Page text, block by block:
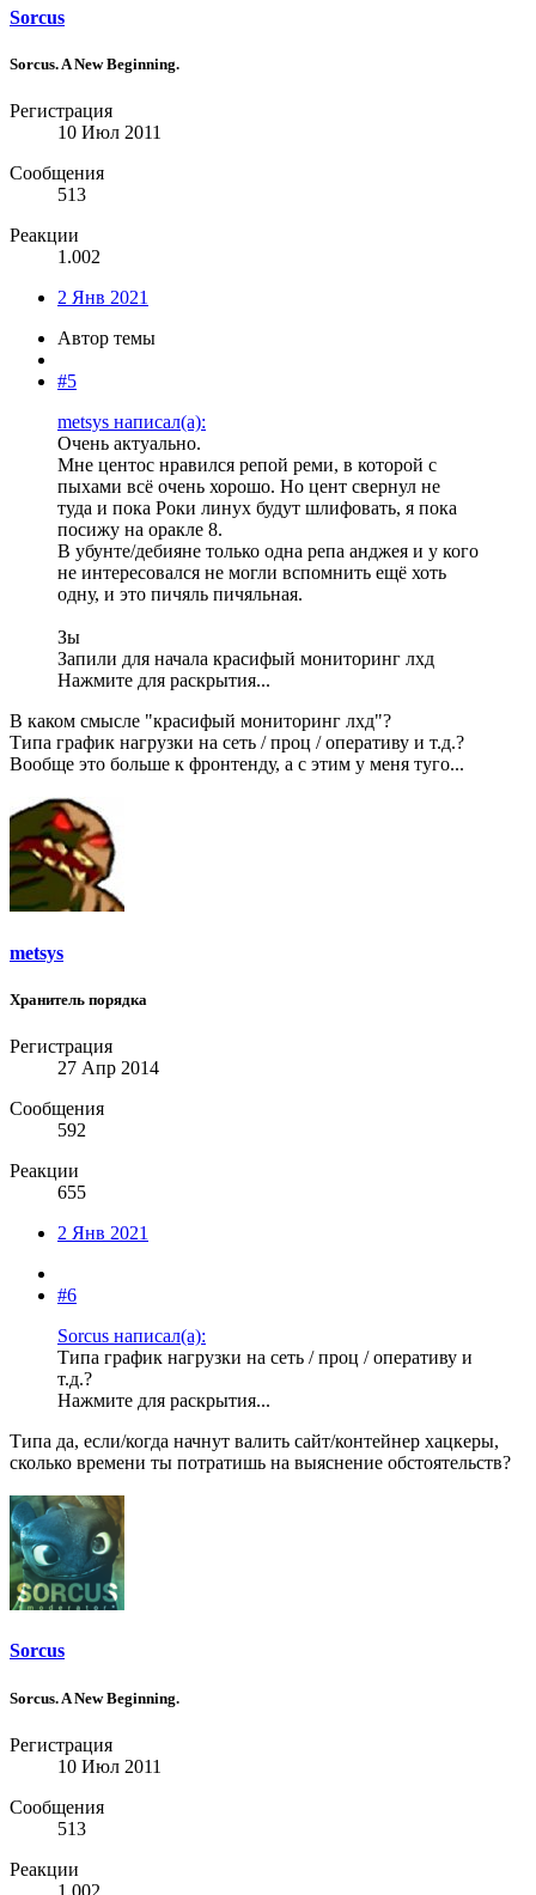
Sorcus
Sorcus. A New Beginning.
Регистрация
10 Июл 2011
Сообщения
513
Реакции
1.002
2 Янв 2021
Автор темы
#5
metsys написал(а):
Очень актуально.
Мне центос нравился репой реми, в которой с
пыхами всё очень хорошо. Но цент свернул не
туда и пока Роки линух будут шлифовать, я пока
посижу на оракле 8.
В убунте/дебияне только одна репа анджея и у кого
не интересовался не могли вспомнить ещё хоть
одну, и это пичяль пичяльная.
Зы
Запили для начала красифый мониторинг лхд
Нажмите для раскрытия...
В каком смысле "красифый мониторинг лхд"?
Типа график нагрузки на сеть / проц / оперативу и т.д.?
Вообще это больше к фронтенду, а с этим у меня туго...
metsys
Хранитель порядка
Регистрация
27 Апр 2014
Сообщения
592
Реакции
655
2 Янв 2021
#6
Sorcus написал(а):
Типа график нагрузки на сеть / проц / оперативу и
т.д.?
Нажмите для раскрытия...
Типа да, если/когда начнут валить сайт/контейнер хацкеры,
сколько времени ты потратишь на выяснение обстоятельств?
Sorcus
Sorcus. A New Beginning.
Регистрация
10 Июл 2011
Сообщения
513
Реакции
1.002